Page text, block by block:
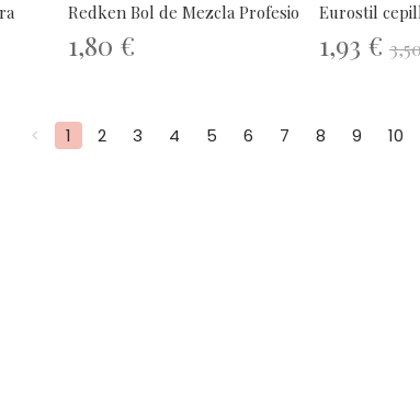
Redken Bol de Mezcla Profesional
1,80 €
Eurostil
1,93 €
< 1 2 3 4 5 6 7 8 9 10